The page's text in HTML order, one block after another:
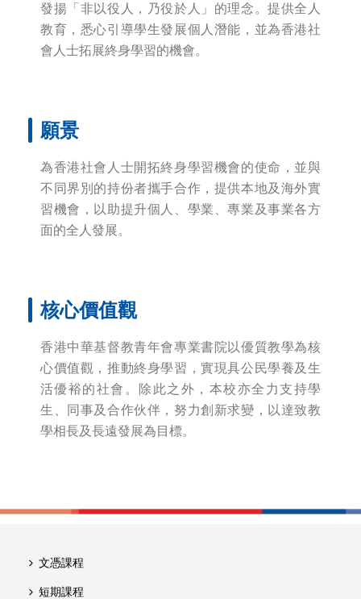
發揚「非以役人，乃役於人」的理念。提供全人
教育，悉心引導學生發展個人潛能，並為香港社
會人士拓展終身學習的機會。
願景
為香港社會人士開拓終身學習機會的使命，並與
不同界別的持份者攜手合作，提供本地及海外實
習機會，以助提升個人、學業、專業及事業各方
面的全人發展。
核心價值觀
香港中華基督教青年會專業書院以優質教學為核
心價值觀，推動終身學習，實現具公民學養及生
活優裕的社會。除此之外，本校亦全力支持學
生、同事及合作伙伴，努力創新求變，以達致教
學相長及長遠發展為目標。
文憑課程
短期課程